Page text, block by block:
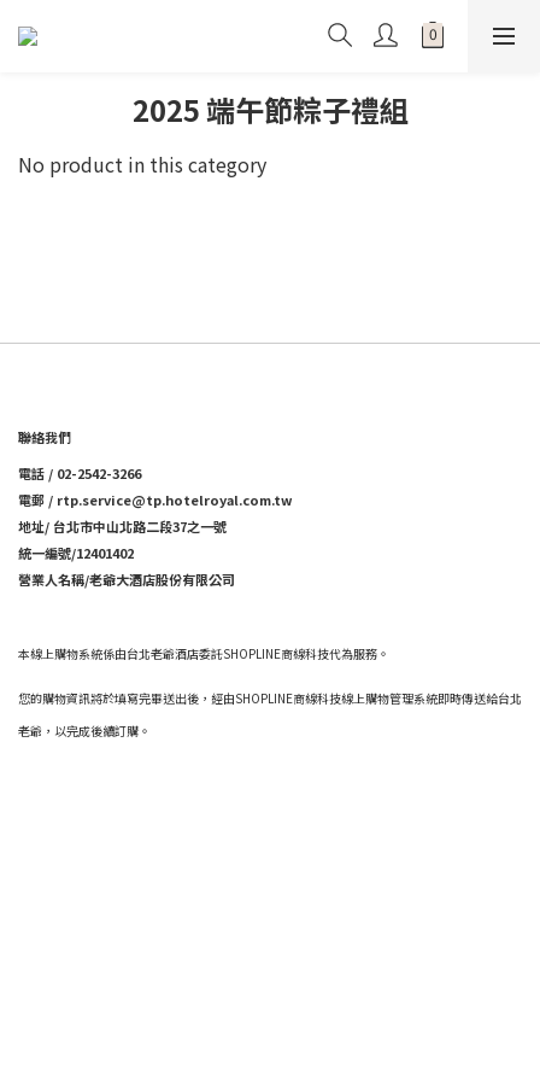
2025 端午節粽子禮組
No product in this category
聯絡我們
電話 / 02-2542-3266
電郵 / rtp.service@tp.hotelroyal.com.tw
地址/ 台北市中山北路二段37之一號
統一編號/12401402
營業人名稱/老爺大酒店股份有限公司
本線上購物系統係由台北老爺酒店委託SHOPLINE商線科技代為服務。
您的購物資訊將於填寫完畢送出後，經由SHOPLINE商線科技線上購物管理系統即時傳送給台北
老爺，以完成後續訂購。